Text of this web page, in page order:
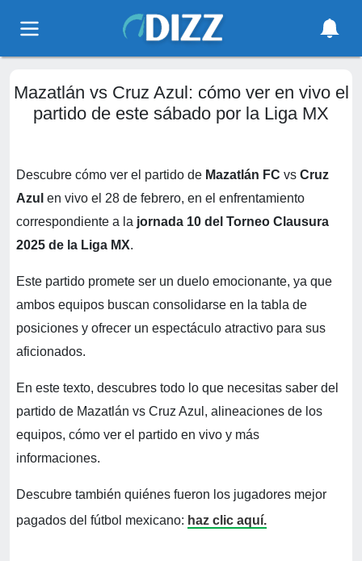
Mazatlán vs Cruz Azul: cómo ver en vivo el
partido de este sábado por la Liga MX
Descubre cómo ver el partido de Mazatlán FC vs Cruz
Azul en vivo el 28 de febrero, en el enfrentamiento
correspondiente a la jornada 10 del Torneo Clausura
2025 de la Liga MX.
Este partido promete ser un duelo emocionante, ya que
ambos equipos buscan consolidarse en la tabla de
posiciones y ofrecer un espectáculo atractivo para sus
aficionados.
En este texto, descubres todo lo que necesitas saber del
partido de Mazatlán vs Cruz Azul, alineaciones de los
equipos, cómo ver el partido en vivo y más
informaciones.
Descubre también quiénes fueron los jugadores mejor
pagados del fútbol mexicano: haz clic aquí.